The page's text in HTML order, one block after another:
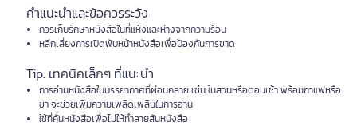
คำแนะนำและข้อควรระวัง
ควรเก็บรักษาหนังสือในที่แห้งและห่างจากความร้อน
หลีกเลี่ยงการเปิดพับหน้าหนังสือเพื่อป้องกันการขาด
Tip. เทคนิคเล็กๆ ที่แนะนำ
การอ่านหนังสือในบรรยากาศที่ผ่อนคลาย เช่น ในสวนหรือตอนเช้า พร้อมกาแฟหรือ
ชา จะช่วยเพิ่มความเพลิดเพลินในการอ่าน
ใช้ที่คั่นหนังสือเพื่อไม่ให้ทำลายสันหนังสือ